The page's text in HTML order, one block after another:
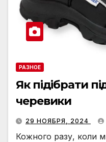
РАЗНОЕ
Як підібрати
черевики
29 НОЯБРЯ, 2024
Кожного разу, коли